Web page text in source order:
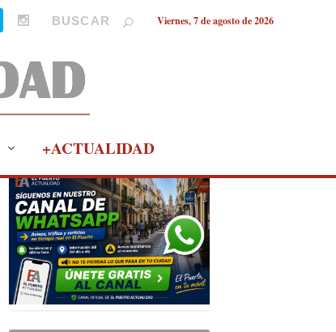
Viernes, 7 de agosto de 2026
+ACTUALIDAD
PUBLICIDAD